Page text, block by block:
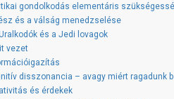
gondolkodás elementáris
és a válság menedzselése
és a Jedi lovagok
vezet
disszonancia – avagy miért ragadunk
és érdekek